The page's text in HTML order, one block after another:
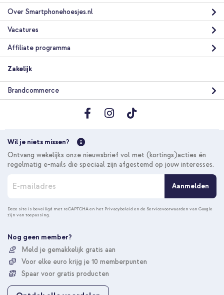
Over Smartphonehoesjes.nl
Vacatures
Affiliate programma
Zakelijk
Brandcommerce
Wil je niets missen?
Ontvang wekelijks onze nieuwsbrief vol met (kortings)acties én
regelmatig e-mails die speciaal zijn afgestemd op jouw interesses.
n
n
e
u
o
p
Aanmelden
Deze site is beveiligd met reCAPTCHA en het Privacybeleid en de Servicevoorwaarden van Google
zijn van toepassing.
Nog geen member?
Meld je gemakkelijk gratis aan
Voor elke euro krijg je 10 memberpunten
Spaar voor gratis producten